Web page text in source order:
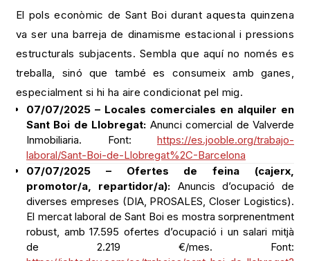
El pols econòmic de Sant Boi durant aquesta quinzena
va ser una barreja de dinamisme estacional i pressions
estructurals subjacents. Sembla que aquí no només es
treballa, sinó que també es consumeix amb ganes,
especialment si hi ha aire condicionat pel mig.
07/07/2025 – Locales comerciales en alquiler en
Sant Boi de Llobregat: Anunci comercial de Valverde
Inmobiliaria. Font: https://es.jooble.org/trabajo-
laboral/Sant-Boi-de-Llobregat%2C-Barcelona
07/07/2025 – Ofertes de feina (cajerx,
promotor/a, repartidor/a): Anuncis d’ocupació de
diverses empreses (DIA, PROSALES, Closer Logistics).
El mercat laboral de Sant Boi es mostra sorprenentment
robust, amb 17.595 ofertes d’ocupació i un salari mitjà
de 2.219 €/mes. Font: